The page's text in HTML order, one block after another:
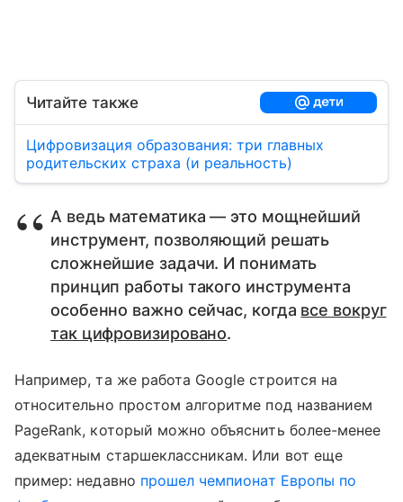
Читайте также
Цифровизация образования: три главных
родительских страха (и реальность)
А ведь математика — это мощнейший
инструмент, позволяющий решать
сложнейшие задачи. И понимать
принцип работы такого инструмента
особенно важно сейчас, когда все вокруг
так цифровизировано.
Например, та же работа Google строится на
относительно простом алгоритме под названием
PageRank, который можно объяснить более-менее
адекватным старшеклассникам. Или вот еще
пример: недавно прошел чемпионат Европы по